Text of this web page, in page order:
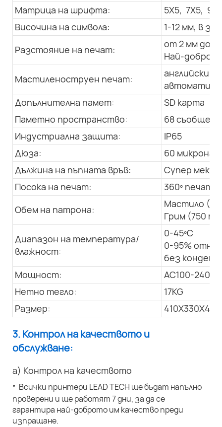
Матрица на шрифта:
5X5, 7X5,
Височина на символа:
1-12 мм, в
Разстояние на печат:
от 2 мм до
Най-добро:
Мастиленоструен печат:
английски,
Допълнителна памет:
SD карта
Паметно пространство:
68
Индустриална защита:
IP65
Дюза:
60 микрона
Дължина на пъпната връв:
Супер мека,
Посока на печат:
360º печат
Обем на патрона:
Мастило
Грим (750 мл)
Диапазон на температура/
влажност:
0-45ºC
0-95%
без
Мощност:
AC100-240V;
Нетно тегло:
17KG
Размер:
3. Контрол на качеството и
обслужване:
а) Контрол на качеството
· Всички принтери LEAD TECH ще бъдат напълно
проверени и ще работят 7 дни, за да се
гарантира най-доброто им качество преди
изпращане.